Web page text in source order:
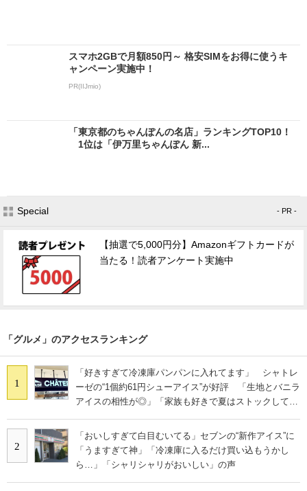
スマホ2GBで月額850円～ 格安SIMをお得に使うキ
ャンペーン実施中！
PR(IIJmio)
「東京都のちゃんぽんの名店」ランキングTOP10！
1位は「伊万里ちゃんぽん 新...
Special - PR -
【抽選で5,000円分】Amazonギフトカードが
当たる！読者アンケート実施中
「グルメ」のアクセスランキング
1
「好きすぎて冷凍庫パンパンに入れてます」 シャトレ
ーゼの“1個約61円シューアイス”が好評 「生地とバニラ
アイスの相性が◎」「家族も好きで夏はストックして
2
「おいしすぎて白目むいてる」セブンの“新作アイス”に
「うますぎて神」「冷凍庫に入るだけ買い込もうかし
ら…」「シャリシャリがおいしい」の声